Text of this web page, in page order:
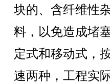
块的、含纤维性
料，以免造成堵
定式和移动式，
速两种，工程实